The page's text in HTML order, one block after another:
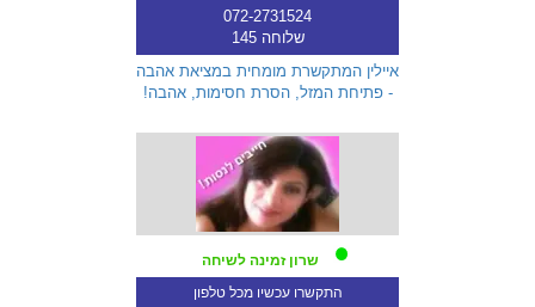
072-2731524
שלוחה 145
איילין המתקשרת מומחית במציאת אהבה
- פתיחת המזל, הסרת חסימות, אהבה!
שרון זמינה לשיחה
התקשרו עכשיו מכל טלפון